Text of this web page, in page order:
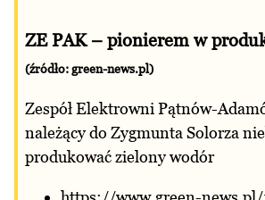
ZE PAK – pionierem w
(źródło: green-news.pl)
Zespół Elektrowni Pątnów-
należący do Zygmunta Solorza
produkować zielony wodór